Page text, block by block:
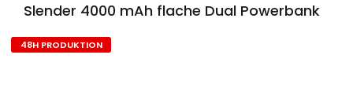
Slender 4000 mAh flache Dual Powerbank
Zum
48H PRODUKTION